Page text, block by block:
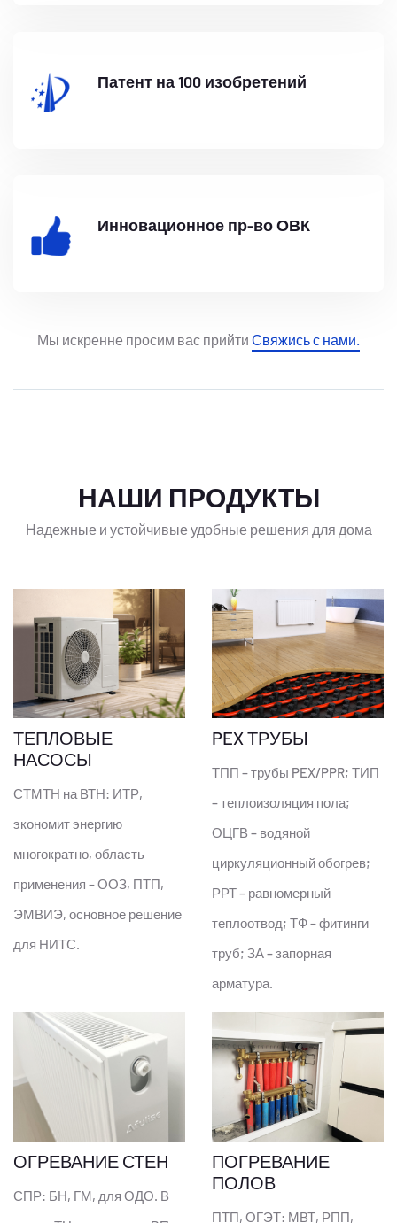
Патент на 100 изобретений
Инновационное пр-во ОВК
Мы искренне просим вас прийти Свяжись с нами.
НАШИ ПРОДУКТЫ
Надежные и устойчивые удобные решения для дома
ТЕПЛОВЫЕ
НАСОСЫ
СТМТН на ВТН: ИТР,
экономит энергию
многократно, область
применения – ООЗ, ПТП,
ЭМВИЭ, основное решение
для НИТС.
PEX ТРУБЫ
ТПП – трубы PEX/PPR; ТИП
– теплоизоляция пола;
ОЦГВ – водяной
циркуляционный обогрев;
РРТ – равномерный
теплоотвод; ТФ – фитинги
труб; ЗА – запорная
арматура.
ОГРЕВАНИЕ СТЕН
СПР: БН, ГМ, для ОДО. В
ПОГРЕВАНИЕ
ПОЛОВ
ПТП, ОГЭТ: МВТ, РПП,